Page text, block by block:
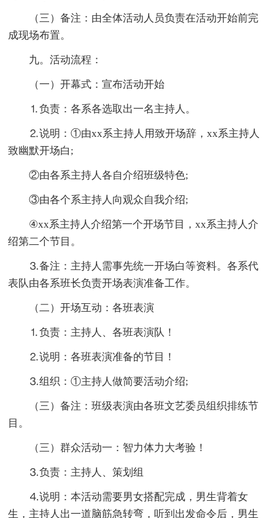
（三）备注：由全体活动人员负责在活动开始前完
成现场布置。
九。活动流程：
（一）开幕式：宣布活动开始
⒈负责：各系各选取出一名主持人。
⒉说明：①由xx系主持人用致开场辞，xx系主持人
致幽默开场白;
②由各系主持人各自介绍班级特色;
③由各个系主持人向观众自我介绍;
④xx系主持人介绍第一个开场节目，xx系主持人介
绍第二个节目。
⒊备注：主持人需事先统一开场白等资料。各系代
表队由各系班长负责开场表演准备工作。
（二）开场互动：各班表演
⒈负责：主持人、各班表演队！
⒉说明：各班表演准备的节目！
⒊组织：①主持人做简要活动介绍;
（三）备注：班级表演由各班文艺委员组织排练节
目。
（三）群众活动一：智力体力大考验！
⒊负责：主持人、策划组
⒋说明：本活动需要男女搭配完成，男生背着女
生，主持人出一道脑筋急转弯，听到出发命令后，男生